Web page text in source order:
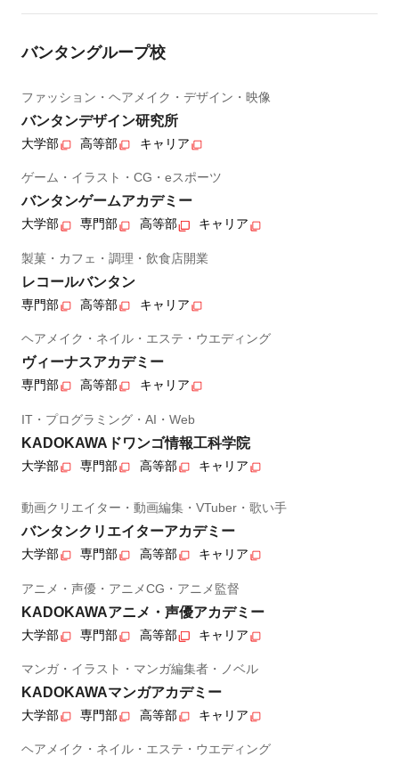
バンタングループ校
ファッション・ヘアメイク・デザイン・映像
バンタンデザイン研究所
大学部 高等部 キャリア
ゲーム・イラスト・CG・eスポーツ
バンタンゲームアカデミー
大学部 専門部 高等部 キャリア
製菓・カフェ・調理・飲食店開業
レコールバンタン
専門部 高等部 キャリア
ヘアメイク・ネイル・エステ・ウエディング
ヴィーナスアカデミー
専門部 高等部 キャリア
IT・プログラミング・AI・Web
KADOKAWAドワンゴ情報工科学院
大学部 専門部 高等部 キャリア
動画クリエイター・動画編集・VTuber・歌い手
バンタンクリエイターアカデミー
大学部 専門部 高等部 キャリア
アニメ・声優・アニメCG・アニメ監督
KADOKAWAアニメ・声優アカデミー
大学部 専門部 高等部 キャリア
マンガ・イラスト・マンガ編集者・ノベル
KADOKAWAマンガアカデミー
大学部 専門部 高等部 キャリア
ヘアメイク・ネイル・エステ・ウエディング